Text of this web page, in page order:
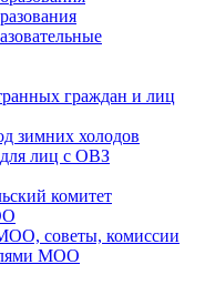
граждан и лиц
зимних холодов
для лиц с ОВЗ
комитет
советы, комиссии
МОО